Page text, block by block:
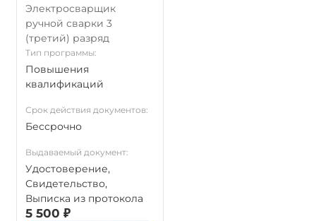
Электросварщик
ручной сварки 3
(третий) разряд
Тип программы:
Повышения
квалификаций
Срок действия документов:
Бессрочно
Выдаваемый документ:
Удостоверение,
Свидетельство,
Выписка из протокола
5 500 ₽